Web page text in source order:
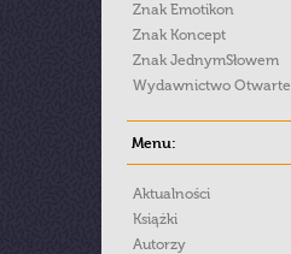
Znak Emotikon
Znak Koncept
Znak JednymSłowem
Wydawnictwo Otwarte
Menu:
Aktualności
Książki
Autorzy